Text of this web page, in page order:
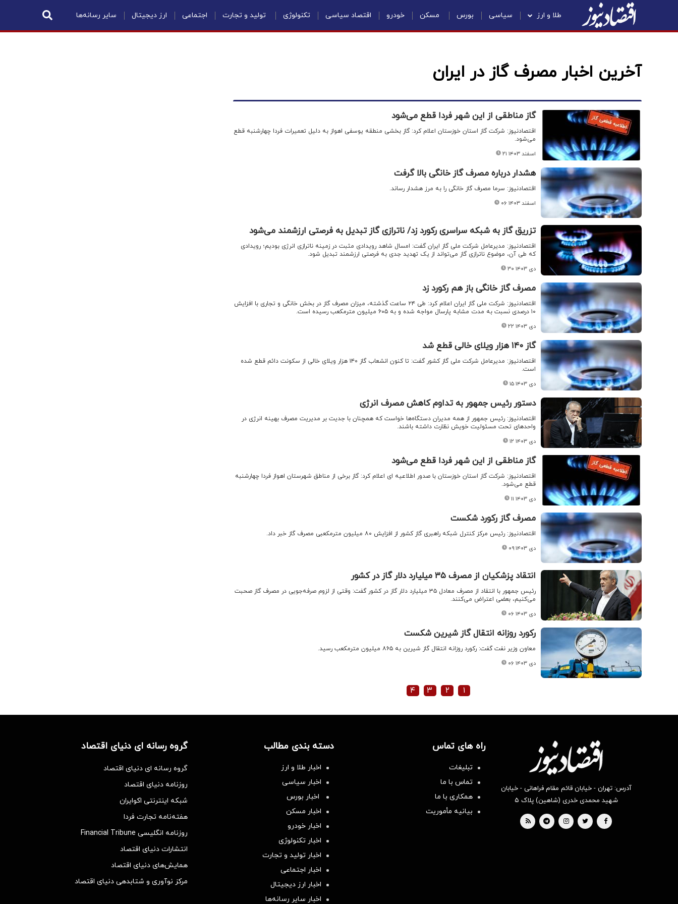
طلا و ارز سیاسی بورس مسکن خودرو اقتصاد سیاسی تکنولوژی تولید و تجارت اجتماعی ارز دیجیتال سایر رسانه‌ها
آخرین اخبار مصرف گاز در ایران
گاز مناطقی از این شهر فردا قطع می‌شود
اقتصادنیوز: شرکت گاز استان خوزستان اعلام کرد: گاز بخشی منطقه یوسفی اهواز به دلیل تعمیرات فردا چهارشنبه قطع
می‌شود.
۲۱ اسفند ۱۴۰۳
هشدار درباره مصرف گاز خانگی بالا گرفت
اقتصادنیوز: سرما مصرف گاز خانگی را به مرز هشدار رساند.
۰۶ اسفند ۱۴۰۳
تزریق گاز به شبکه سراسری رکورد زد/ ناترازی گاز تبدیل به فرصتی ارزشمند می‌شود
اقتصادنیوز: مدیرعامل شرکت ملی گاز ایران گفت: امسال شاهد رویدادی مثبت در زمینه ناترازی انرژی بودیم؛ رویدادی
که طی آن، موضوع ناترازی گاز می‌تواند از یک تهدید جدی به فرصتی ارزشمند تبدیل شود.
۳۰ دی ۱۴۰۳
مصرف گاز خانگی باز هم رکورد زد
اقتصادنیوز: شرکت ملی گاز ایران اعلام کرد: طی ۲۴ ساعت گذشته، میزان مصرف گاز در بخش خانگی و تجاری با افزایش
۱۰ درصدی نسبت به مدت مشابه پارسال مواجه شده و به ۶۰۵ میلیون مترمکعب رسیده است.
۲۲ دی ۱۴۰۳
گاز ۱۴۰ هزار ویلای خالی قطع شد
اقتصادنیوز: مدیرعامل شرکت ملی گاز کشور گفت: تا کنون انشعاب گاز ۱۴۰ هزار ویلای خالی از سکونت دائم قطع شده
است.
۱۵ دی ۱۴۰۳
دستور رئیس جمهور به تداوم کاهش مصرف انرژی
اقتصادنیوز: رئیس جمهور از همه مدیران دستگاه‌ها خواست که همچنان با جدیت بر مدیریت مصرف بهینه انرژی در
واحدهای تحت مسئولیت خویش نظارت داشته باشند.
۱۲ دی ۱۴۰۳
گاز مناطقی از این شهر فردا قطع می‌شود
اقتصادنیوز: شرکت گاز استان خوزستان با صدور اطلاعیه ای اعلام کرد: گاز برخی از مناطق شهرستان اهواز فردا چهارشنبه
قطع می‌شود.
۱۱ دی ۱۴۰۳
مصرف گاز رکورد شکست
اقتصادنیوز: رئیس مرکز کنترل شبکه راهبری گاز کشور از افزایش ۸۰ میلیون مترمکعبی مصرف گاز خبر داد.
۰۹ دی ۱۴۰۳
انتقاد پزشکیان از مصرف ۳۵ میلیارد دلار گاز در کشور
رئیس جمهور با انتقاد از مصرف معادل ۳۵ میلیارد دلار گاز در کشور گفت: وقتی از لزوم صرفه‌جویی در مصرف گاز صحبت
می‌کنیم، بعضی اعتراض می‌کنند.
۰۶ دی ۱۴۰۳
رکورد روزانه انتقال گاز شیرین شکست
معاون وزیر نفت گفت: رکورد روزانه انتقال گاز شیرین به ۸۶۵ میلیون مترمکعب رسید.
۰۶ دی ۱۴۰۳
۱ ۲ ۳ ۴
آدرس: تهران - خیابان قائم مقام فراهانی - خیابان
شهید محمدی خدری (شاهین) پلاک ۵
راه های تماس
تبلیغات
تماس با ما
همکاری با ما
بیانیه مأموریت
دسته بندی مطالب
اخبار طلا و ارز
اخبار سیاسی
اخبار بورس
اخبار مسکن
اخبار خودرو
اخبار تکنولوژی
اخبار تولید و تجارت
اخبار اجتماعی
اخبار ارز دیجیتال
اخبار سایر رسانه‌‌ها
گروه رسانه ای دنیای اقتصاد
گروه رسانه ای دنیای اقتصاد
روزنامه دنیای اقتصاد
شبکه اینترنتی اکوایران
هفته‌نامه تجارت فردا
روزنامه انگلیسی Financial Tribune
انتشارات دنیای اقتصاد
همایش‌های دنیای اقتصاد
مرکز نوآوری و شتابدهی دنیای اقتصاد